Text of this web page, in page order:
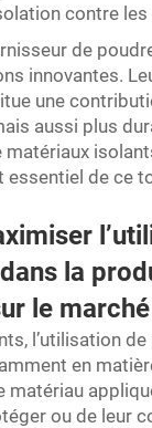
contre les
de
innovantes.
une
aussi plus
matériaux
essentiel de ce
la
le
l’utilisation
en
matériau
ou de leur